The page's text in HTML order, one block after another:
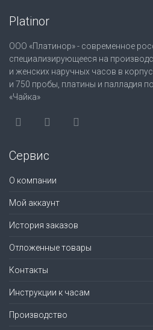
Platinor
ООО «Платинор» - современное
специализирующееся на
и женских наручных часов в
и 750 пробы, платины и палладия
«Чайка»
Сервис
О компании
Мой аккаунт
История заказов
Отложенные товары
Контакты
Инструкции к часам
Производство